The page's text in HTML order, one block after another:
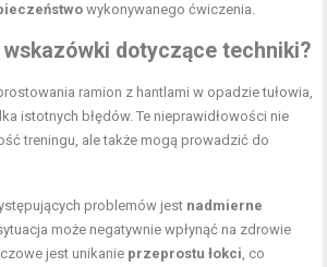
wykonywanego ćwiczenia.
wskazówki dotyczące techniki?
ramion z hantlami w opadzie tułowia,
istotnych błędów. Te nieprawidłowości nie
treningu, ale także mogą prowadzić do
problemów jest nadmierne
może negatywnie wpłynąć na zdrowie
jest unikanie przeprostu łokci, co